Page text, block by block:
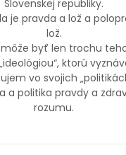
Slovenskej republiky.
je pravda a lož a
lož.
byť len trochu
ktorú
vo svojich
a politika pravdy a
rozumu.